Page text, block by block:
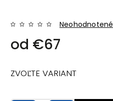
Neohodnotené
od €67
ZVOĽTE VARIANT